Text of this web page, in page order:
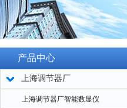
产品中心
上海调节器厂
上海调节器厂智能数显仪